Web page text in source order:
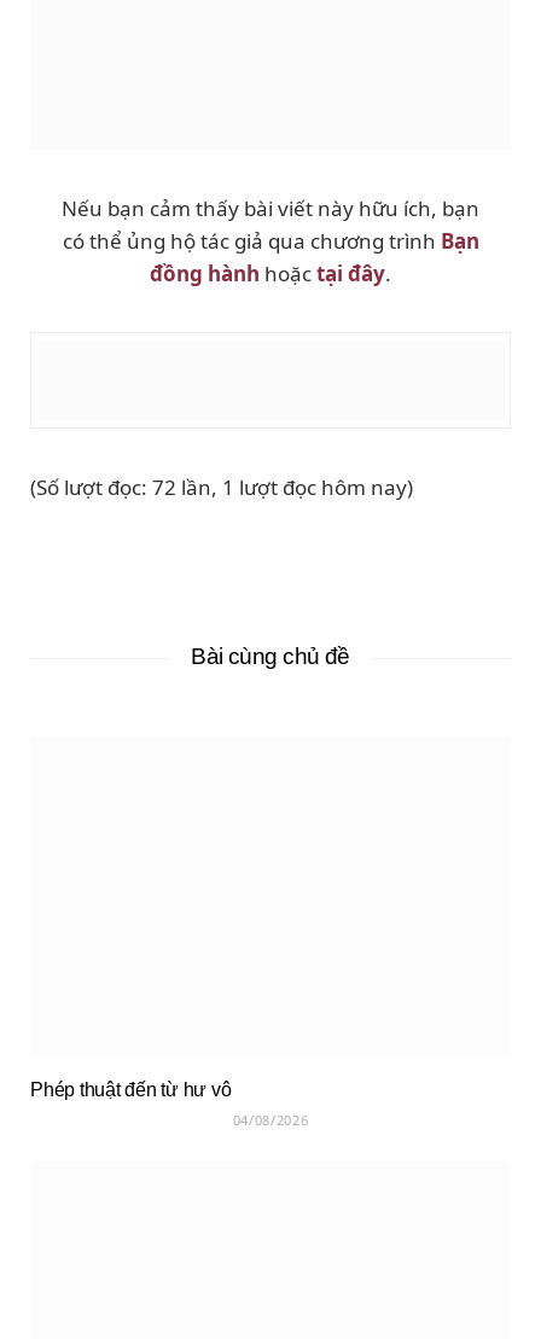
Nếu bạn cảm thấy bài viết này hữu ích, bạn
có thể ủng hộ tác giả qua chương trình Bạn
đồng hành hoặctại đây.
(Số lượt đọc: 72 lần, 1 lượt đọc hôm nay)
Bài cùng chủ đề
Phép thuật đến từ hư vô
04/08/2026